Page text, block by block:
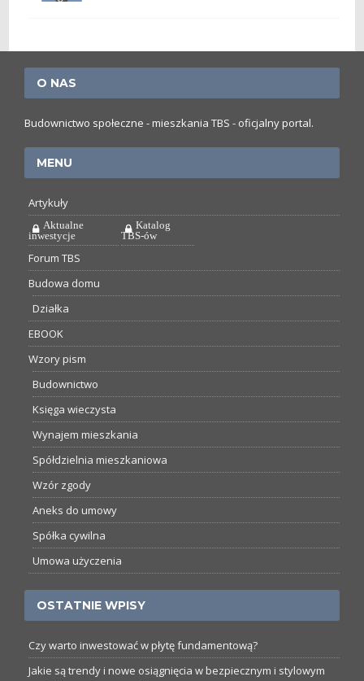
O NAS
Budownictwo społeczne - mieszkania TBS - oficjalny portal.
MENU
Artykuły
Aktualne
inwestycje
Katalog
TBS-ów
Forum TBS
Budowa domu
Działka
EBOOK
Wzory pism
Budownictwo
Księga wieczysta
Wynajem mieszkania
Spółdzielnia mieszkaniowa
Wzór zgody
Aneks do umowy
Spółka cywilna
Umowa użyczenia
OSTATNIE WPISY
Czy warto inwestować w płytę fundamentową?
Jakie są trendy i nowe osiągnięcia w bezpiecznym i stylowym